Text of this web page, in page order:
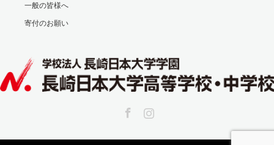
一般の皆様へ
寄付のお願い